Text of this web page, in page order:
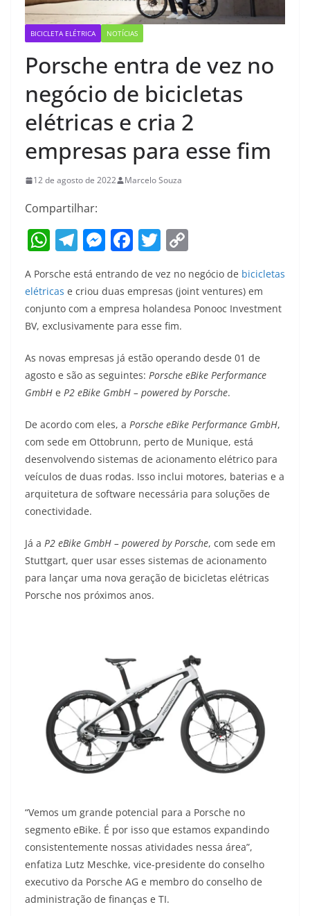
BICICLETA ELÉTRICA NOTÍCIAS
Porsche entra de vez no
negócio de bicicletas
elétricas e cria 2
empresas para esse fim
12 de agosto de 2022 Marcelo Souza
Compartilhar:
W
h
at
s
A
p
p
T
el
e
gr
a
m
M
ss
e
n
g
er
F
c
e
b
o
o
k
T
itt
er
p
y
n
k
A Porsche está entrando de vez no negócio de bicicletas
elétricas e criou duas empresas (joint ventures) em
conjunto com a empresa holandesa Ponooc Investment
BV, exclusivamente para esse fim.
As novas empresas já estão operando desde 01 de
agosto e são as seguintes: Porsche eBike Performance
GmbH e P2 eBike GmbH – powered by Porsche.
De acordo com eles, a Porsche eBike Performance GmbH,
com sede em Ottobrunn, perto de Munique, está
desenvolvendo sistemas de acionamento elétrico para
veículos de duas rodas. Isso inclui motores, baterias e a
arquitetura de software necessária para soluções de
conectividade.
Já a P2 eBike GmbH – powered by Porsche, com sede em
Stuttgart, quer usar esses sistemas de acionamento
para lançar uma nova geração de bicicletas elétricas
Porsche nos próximos anos.
“Vemos um grande potencial para a Porsche no
segmento eBike. É por isso que estamos expandindo
consistentemente nossas atividades nessa área”,
enfatiza Lutz Meschke, vice-presidente do conselho
executivo da Porsche AG e membro do conselho de
administração de finanças e TI.